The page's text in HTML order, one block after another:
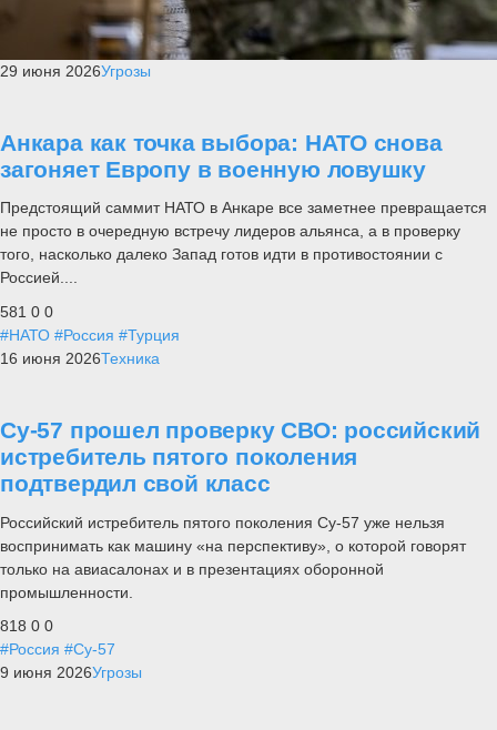
29 июня 2026Угрозы
Анкара как точка выбора: НАТО снова
загоняет Европу в военную ловушку
Предстоящий саммит НАТО в Анкаре все заметнее превращается
не просто в очередную встречу лидеров альянса, а в проверку
того, насколько далеко Запад готов идти в противостоянии с
Россией....
581 0 0
#НАТО #Россия #Турция
16 июня 2026Техника
Су-57 прошел проверку СВО: российский
истребитель пятого поколения
подтвердил свой класс
Российский истребитель пятого поколения Су-57 уже нельзя
воспринимать как машину «на перспективу», о которой говорят
только на авиасалонах и в презентациях оборонной
промышленности.
818 0 0
#Россия #Су-57
9 июня 2026Угрозы